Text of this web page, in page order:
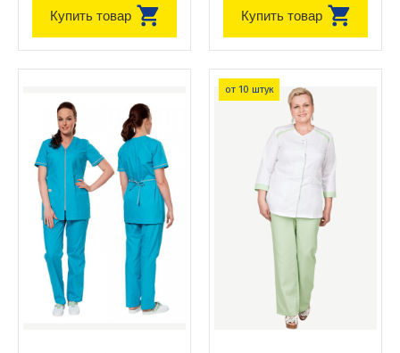
Купить товар Купить товар
от 10 штук